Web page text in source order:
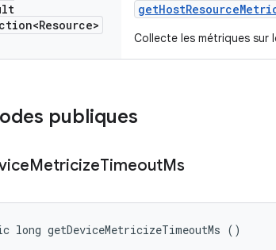
getHostResource
Collecte les métriques sur
publiques
MetricizeTimeoutMs
long getDeviceMetricizeTimeoutMs ()